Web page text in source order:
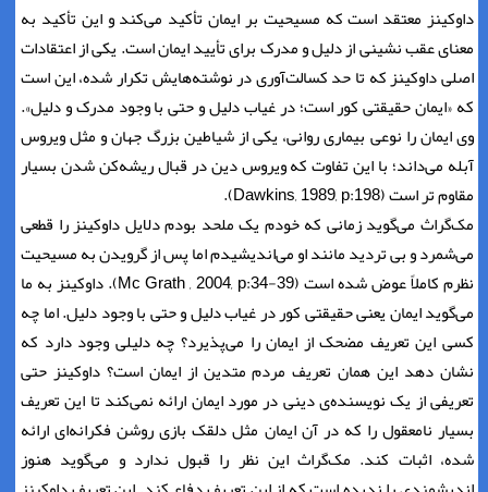
داوکینز معتقد است که مسیحیت بر ایمان تأکید می‌کند و این تأکید به
معنای عقب نشینی از دلیل و مدرک برای تأیید ایمان است. یکی از اعتقادات
اصلی داوکینز که تا حد کسالت‌آوری در نوشته‌هایش تکرار شده، این است
که «ایمان حقیقتی کور است؛ در غیاب دلیل و حتی با وجود مدرک و دلیل».
وی ایمان را نوعی بیماری روانی، یکی از شیاطین بزرگ جهان و مثل ویروس
آبله می‌داند؛ با این تفاوت که ویروس دین در قبال ریشه‌کن شدن بسیار
مقاوم تر است (Dawkins, 1989, p:198).
مک‌گراث می‌گوید زمانی که خودم یک ملحد بودم دلایل داوکینز را قطعی
می‌شمرد و بی تردید مانند او می‌اندیشیدم اما پس از گرویدن به مسیحیت
نظرم کاملاً عوض شده است (Mc Grath , 2004, p:34-39). داوکینز به ما
می‌گوید ایمان یعنی حقیقتی کور در غیاب دلیل و حتی با وجود دلیل. اما چه
کسی این تعریف مضحک از ایمان را می‌پذیرد؟ چه دلیلی وجود دارد که
نشان دهد این همان تعریف مردم متدین از ایمان است؟ داوکینز حتی
تعریفی از یک نویسنده‌ی دینی در مورد ایمان ارائه نمی‌کند تا این تعریف
بسیار نامعقول را که در آن ایمان مثل دلقک بازی روشن فکرانه‌ای ارائه
شده، اثبات کند. مک‌گراث این نظر را قبول ندارد و می‌گوید هنوز